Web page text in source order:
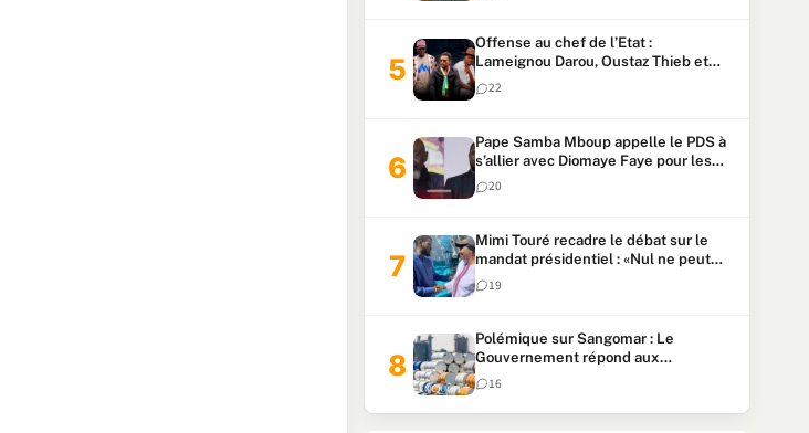
Offense au chef de l’Etat :
Lameignou Darou, Oustaz Thieb et
Ndiaye Touba lourdement
condamnés
22
Pape Samba Mboup appelle le PDS à
s’allier avec Diomaye Faye pour les
locales et tacle Sonko
20
Mimi Touré recadre le débat sur le
mandat présidentiel : «Nul ne peut
faire plus de deux mandats
consécutifs de 5 ans»
19
Polémique sur Sangomar : Le
Gouvernement répond aux
accusations et clarifie le partage des
milliards
16